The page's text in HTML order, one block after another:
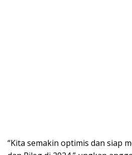
“Kita semakin optimis dan siap